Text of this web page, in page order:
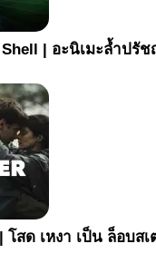
| อะนิเมะล้ำปรั
สด เหงา เป็น ล็อบสเ